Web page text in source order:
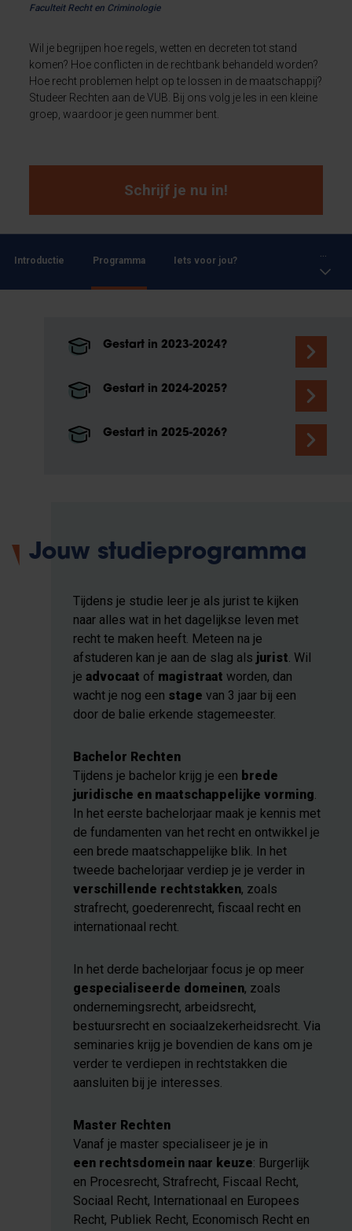
Faculteit Recht en Criminologie
Wil je begrijpen hoe regels, wetten en decreten tot stand
komen? Hoe conflicten in de rechtbank behandeld worden?
Hoe recht problemen helpt op te lossen in de maatschappij?
Studeer Rechten aan de VUB. Bij ons volg je les in een kleine
groep, waardoor je geen nummer bent.
Schrijf je nu in!
Introductie Programma Iets voor jou?
Gestart in 2023-2024?
Gestart in 2024-2025?
Gestart in 2025-2026?
Jouw studieprogramma
Tijdens je studie leer je als jurist te kijken
naar alles wat in het dagelijkse leven met
recht te maken heeft. Meteen na je
afstuderen kan je aan de slag als jurist. Wil
jeadvocaat of magistraat worden, dan
wacht je nog een stage van 3 jaar bij een
door de balie erkende stagemeester.
Bachelor Rechten
Tijdens je bachelor krijg je een brede
juridische en maatschappelijke vorming.
In het eerste bachelorjaar maak je kennis met
de fundamenten van het recht en ontwikkel je
een brede maatschappelijke blik. In het
tweede bachelorjaar verdiep je je verder in
verschillende rechtstakken, zoals
strafrecht, goederenrecht, fiscaal recht en
internationaal recht.
In het derde bachelorjaar focus je op meer
gespecialiseerde domeinen, zoals
ondernemingsrecht, arbeidsrecht,
bestuursrecht en sociaalzekerheidsrecht. Via
seminaries krijg je bovendien de kans om je
verder te verdiepen in rechtstakken die
aansluiten bij je interesses.
Master Rechten
Vanaf je master specialiseer je je in
een rechtsdomein naar keuze: Burgerlijk
en Procesrecht, Strafrecht, Fiscaal Recht,
Sociaal Recht, Internationaal en Europees
Recht, Publiek Recht, Economisch Recht en